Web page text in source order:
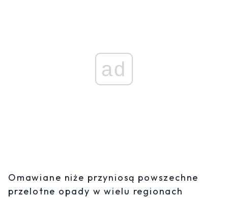
ad
Omawiane niże przyniosą powszechne
przelotne opady w wielu regionach